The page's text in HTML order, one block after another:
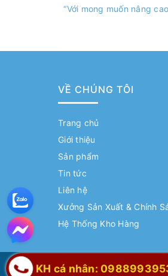
“Với mong muốn nâng
VỀ CHÚNG TÔI
Trang chủ
Giới thiệu
Sản phẩm
Tin tức
Liên hệ
Xưởng Sản Xuất & Chính
Hệ Thống Kho Hàng
KH cá nhân: